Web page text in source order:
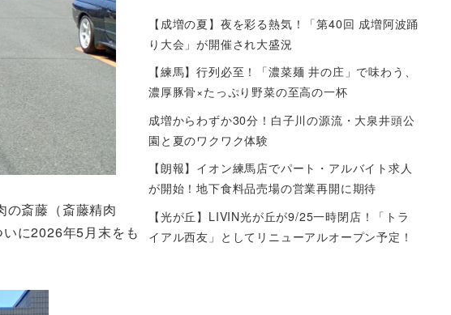
の斎藤（斎藤精肉
に2026年5月末をも
【成増の夏】夜を彩る熱気！「第40回 成増阿波踊
り大会」が開催され大盛況
【練馬】行列必至！「濃菜麺 井の庄」で味わう、
濃厚豚骨×たっぷり野菜の至高の一杯
成増からわずか30分！白子川の源流・大泉井頭公
園と夏のワクワク体験
【朗報】イオン練馬店でパート・アルバイト求人
が開始！地下食料品売場の営業再開に期待
【光が丘】LIVIN光が丘が9/25一時閉店！「トラ
イアル西友」としてリニューアルオープン予定！